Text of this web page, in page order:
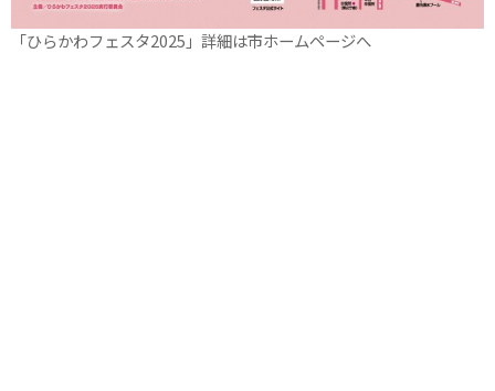
「ひらかわフェスタ2025」詳細は市ホームページへ